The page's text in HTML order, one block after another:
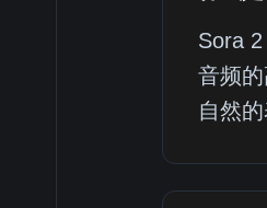
Sora
音频
自然